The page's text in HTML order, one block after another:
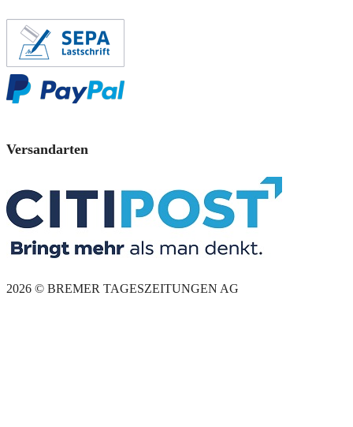
Versandarten
2026 © BREMER TAGESZEITUNGEN AG